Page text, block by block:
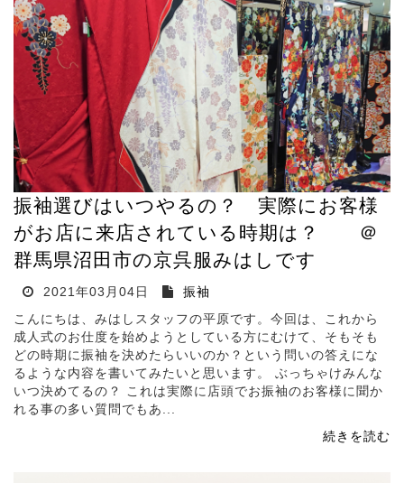
振袖選びはいつやるの？ 実際にお客様
がお店に来店されている時期は？ ＠
群馬県沼田市の京呉服みはしです
2021年03月04日
振袖
こんにちは、みはしスタッフの平原です。今回は、これから
成人式のお仕度を始めようとしている方にむけて、そもそも
どの時期に振袖を決めたらいいのか？という問いの答えにな
るような内容を書いてみたいと思います。 ぶっちゃけみんな
いつ決めてるの？ これは実際に店頭でお振袖のお客様に聞か
れる事の多い質問でもあ...
続きを読む